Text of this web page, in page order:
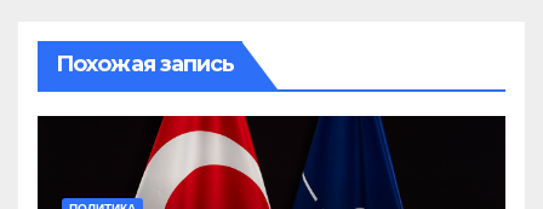
Похожая запись